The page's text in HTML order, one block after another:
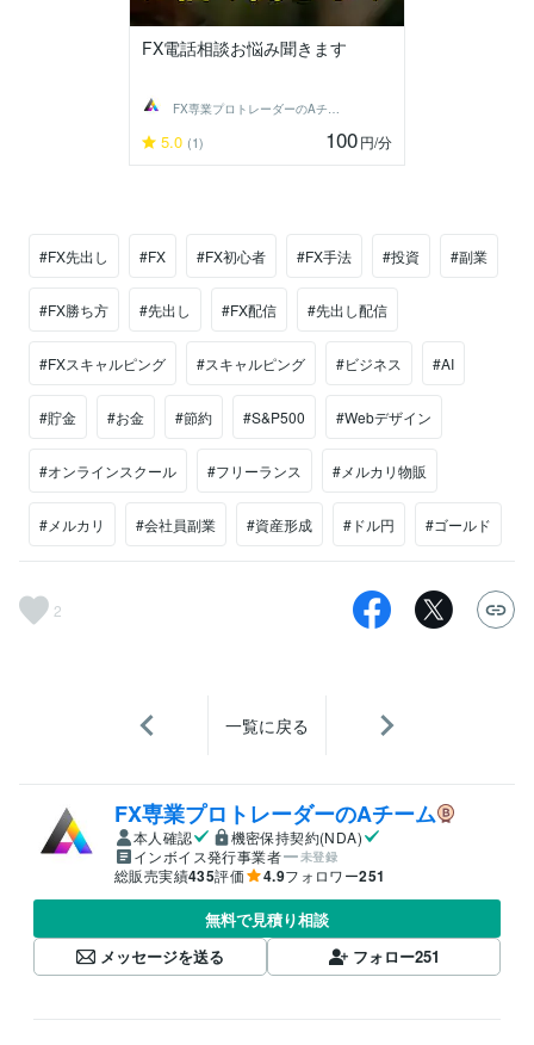
FX電話相談お悩み聞きます
FX専業プロトレーダーのAチーム
5.0 (1) 100円/分
#FX先出し #FX #FX初心者 #FX手法 #投資 #副業
#FX勝ち方 #先出し #FX配信 #先出し配信
#FXスキャルピング #スキャルピング #ビジネス #AI
#貯金 #お金 #節約 #S&P500 #Webデザイン
#オンラインスクール #フリーランス #メルカリ物販
#メルカリ #会社員副業 #資産形成 #ドル円 #ゴールド
2
一覧に戻る
FX専業プロトレーダーのAチーム
本人確認
機密保持契約(NDA)
インボイス発行事業者
未登録
総販売実績435評価 4.9フォロワー251
無料で見積り相談
メッセージを送る
フォロー251